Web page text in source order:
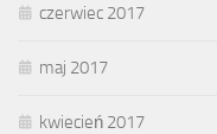
czerwiec 2017
maj 2017
kwiecień 2017